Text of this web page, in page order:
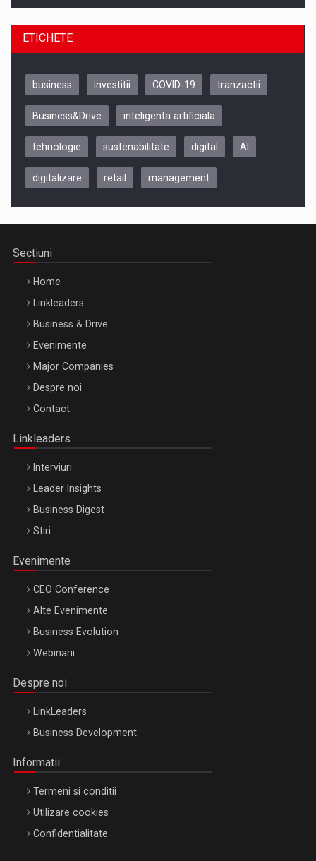
Be Inspired. Make it Happen!, CLUJ, 9 Decembrie
Be Inspired. Make it Happen!, ARTEMIS LETO, ORADEA, 8
Octombrie
ETICHETE
business investitii COVID-19 tranzactii
Business&Drive inteligenta artificiala
tehnologie sustenabilitate digital AI
digitalizare retail management
Sectiuni
Home
Linkleaders
Business & Drive
Evenimente
Major Companies
Despre noi
Contact
Linkleaders
Interviuri
Leader Insights
Business Digest
Stiri
Evenimente
CEO Conference
Alte Evenimente
Business Evolution
Webinarii
Despre noi
LinkLeaders
Business Development
Informatii
Termeni si conditii
Utilizare cookies
Confidentialitate